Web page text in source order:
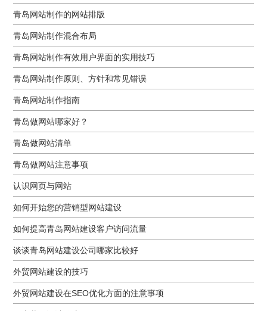
青岛网站制作的网站排版
青岛网站制作混合布局
青岛网站制作有效用户界面的实用技巧
青岛网站制作原则、方针和常见错误
青岛网站制作指南
青岛做网站哪家好？
青岛做网站清单
青岛做网站注意事项
认识网页与网站
如何开始您的营销型网站建设
如何提高青岛网站建设客户访问流量
谈谈青岛网站建设公司哪家比较好
外贸网站建设的技巧
外贸网站建设在SEO优化方面的注意事项